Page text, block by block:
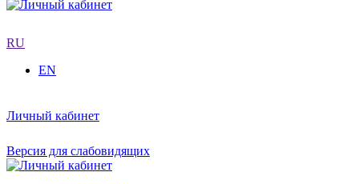
RU
EN
Личный кабинет
Версия для слабовидящих